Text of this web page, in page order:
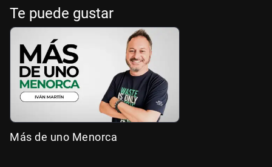
Te puede gustar
Más de uno Menorca